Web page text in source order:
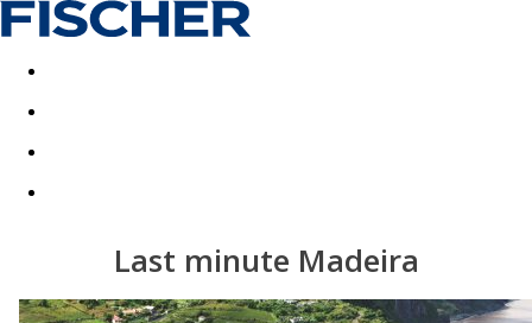
Last minute Dovolenkové kluby
Last minute Madeira